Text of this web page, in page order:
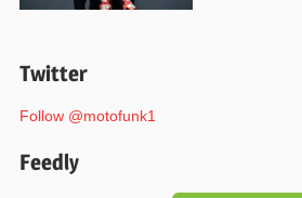
Twitter
Follow @motofunk1
Feedly